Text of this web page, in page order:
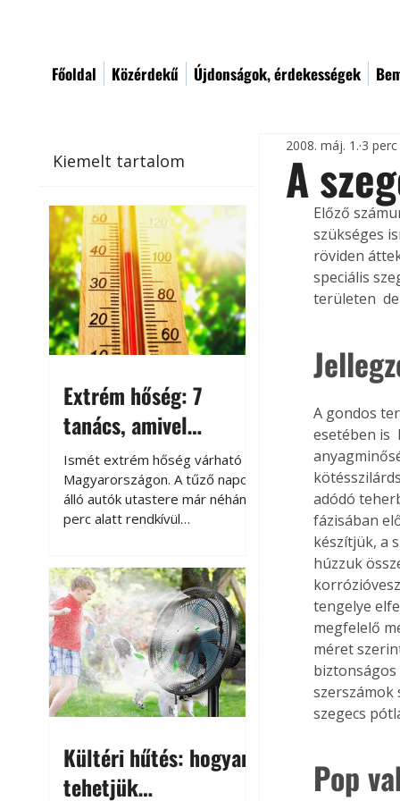
Főoldal Közérdekű Újdonságok, érdekességek
Kiemelt tartalom
Extrém hőség: 7
tanács, amivel
megóvhatjuk
autónkat a nyári
károktól
Ismét extrém hőség várható
Magyarországon. A tűző napon
álló autók utastere már néhány
perc alatt rendkívül
megközelítheti. Ez nemcsak a
beszállást teszi kellemetlenné,
hanem az autó állapotára és a
benne hagyott tárgyakra is
káros hatással lehet. Néhány
egyszerű óvintézkedéssel
azonban jelentősen
csökkenthetjük a hőség káros
Kültéri hűtés: hogyan
tehetjük
A
2008. máj. 1. 3
Előző
szükséges
röviden
speciális
területen 
A gondos
esetében is
adódó
fázisában
készítjük, a
húzzuk
tengelye
megfelelő
méret
biztonságos
szerszámok
szegecs
Pop